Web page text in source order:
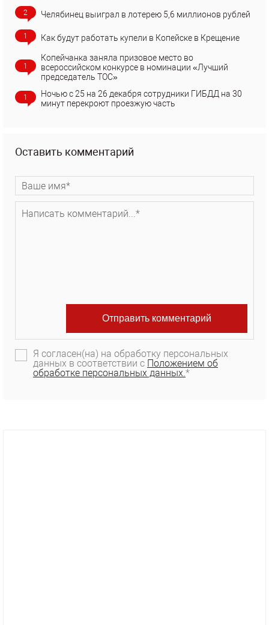
2 Челябинец выиграл в лотерею 5,6 миллионов рублей
1 Как будут работать купели в Копейске в Крещение
1
Копейчанка заняла призовое место во
всероссийском конкурсе в номинации «Лучший
председатель ТОС»
1
Ночью с 25 на 26 декабря сотрудники ГИБДД на 30
минут перекроют проезжую часть
Оставить комментарий
Я согласен(на) на обработку персональных
данных в соответствии с Положением об
обработке персональных данных.*